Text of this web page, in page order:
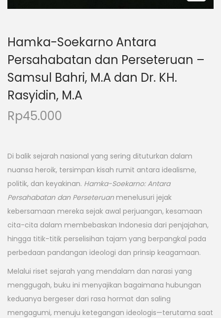
Hamka-Soekarno Antara
Persahabatan dan Perseteruan –
Samsul Bahri, M.A dan Dr. KH.
Rasyidin, M.A
Rp45.000
Di balik sejarah nasional yang sering dituturkan dalam
nuansa heroik, tersimpan kisah rumit antara idealisme,
politik, dan keyakinan. Hamka-Soekarno: Antara
Persahabatan dan Perseteruan menelusuri jejak
kebersamaan mereka sejak awal perjuangan, kesamaan
cita-cita dalam membebaskan Indonesia dari penjajahan,
hingga titik-titik perselisihan tajam yang berpangkal pada
perbedaan pandangan ideologi dan prinsip keagamaan.
Melalui riset sejarah yang mendalam dan narasi yang
menggugah, buku ini menyajikan bagaimana hubungan
keduanya bergeser dari rasa hormat dan saling
mengagumi, menuju ketegangan ideologis—terutama saat